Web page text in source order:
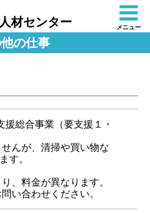
材センター メニュー
の仕事
総合事業（要支援１・
んが、清掃や買い物な
す。
、料金が異なります。
い合わせください。